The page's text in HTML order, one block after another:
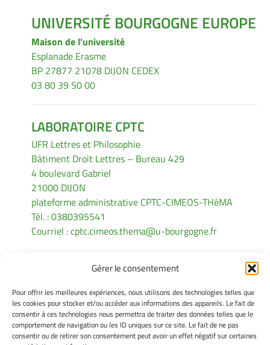
Gérer le consentement
Pour offrir les meilleures expériences, nous utilisons des technologies telles que
les cookies pour stocker et/ou accéder aux informations des appareils. Le fait de
consentir à ces technologies nous permettra de traiter des données telles que le
comportement de navigation ou les ID uniques sur ce site. Le fait de ne pas
consentir ou de retirer son consentement peut avoir un effet négatif sur certaines
UNIVERSITÉ BOURGOGNE EUROPE
Maison de l'université
Esplanade Erasme
BP 27877 21078 DIJON CEDEX
03 80 39 50 00
LABORATOIRE CPTC
UFR Lettres et Philosophie
Bâtiment Droit Lettres – Bureau 429
4 boulevard Gabriel
21000 DIJON
plateforme administrative CPTC-CIMEOS-THéMA
Tél. : 0380395541
Courriel :cptc.cimeos.thema@u-bourgogne.fr
INFORMATIONS LÉGALES
Mentions légales
Gérer mes cookies
Politique de cookies